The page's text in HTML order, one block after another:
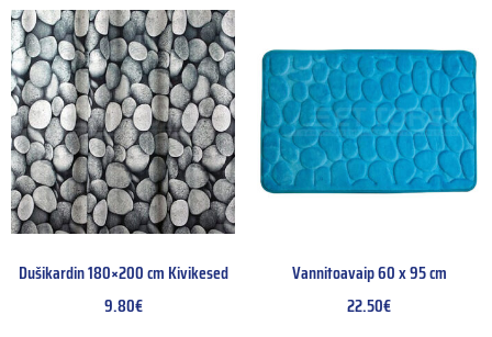
Dušikardin 180×200 cm Kivikesed
9.80€
Vannitoavaip 60 x 95 cm
22.50€